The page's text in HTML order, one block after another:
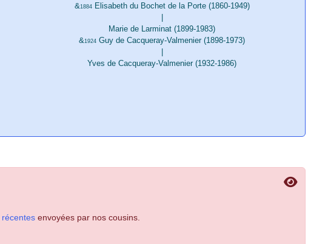
&1884Elisabeth du Bochet de la Porte (1860-1949)
Marie de Larminat (1899-1983)
&1924 Guy de Cacqueray-Valmenier (1898-1973)
Yves de Cacqueray-Valmenier (1932-1986)
envoyées par nos cousins.